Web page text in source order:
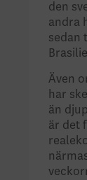
den
andra
sedan
Även
har
än
är det